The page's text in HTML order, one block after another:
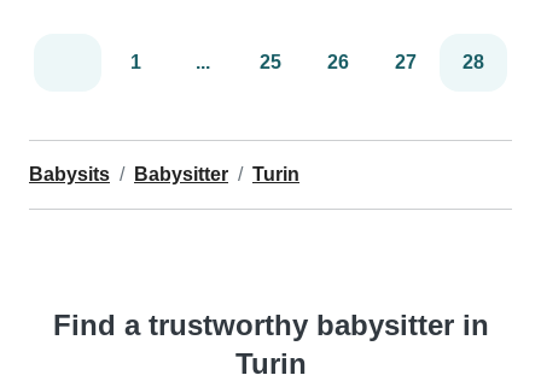
1 ... 25 26 27 28
Babysits Babysitter Turin
Find a trustworthy babysitter in
Turin